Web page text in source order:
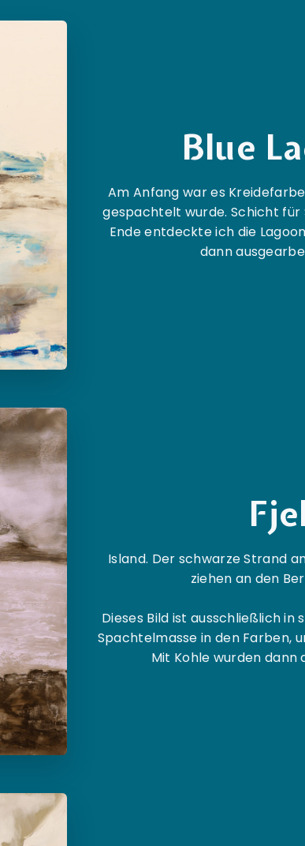
Blue
Am Anfang war es
gespachtelt wurde. Schicht für
Ende entdeckte ich die
dann
Island. Der schwarze Strand
ziehen an den
Dieses Bild ist ausschließlich in
Spachtelmasse in den Farben,
Mit Kohle wurden dann